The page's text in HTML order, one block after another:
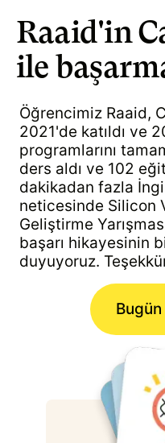
Raaid'in
ile
Öğrencimiz Raaid,
2021'de katıldı ve
programlarını
ders aldı ve 102
dakikadan fazla
neticesinde Silicon
Geliştirme
başarı hikayesinin
duyuyoruz.